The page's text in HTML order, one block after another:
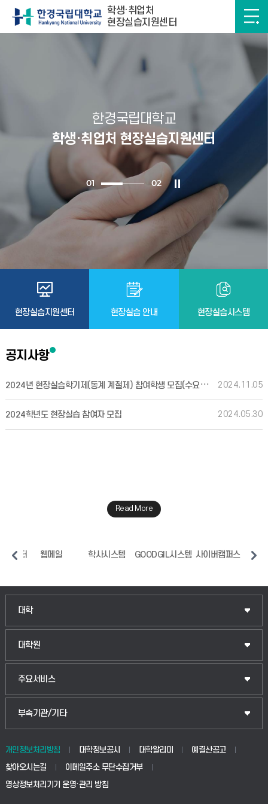
학생·취업처
현장실습지원센터
한경국립대학교
학생·취업처 현장실습지원센터
01 02
현장실습지원센터 현장실습 안내 현장실습시스템
공지사항
2024년 현장실습학기제(동계 계절제) 참여학생 모집(수요조사) 2024.11.05
2024학년도 현장실습 참여자 모집 2024.05.30
Read More
원센터 웹메일 학사시스템 GOODGIL시스템 사이버캠퍼스 중
대학
인문융합공공인재학부
법경영학부
생명공학부
대학원
일반대학원
산업대학원
공공정책대학원
교육대학원
주요서비스
입학안내
웹메일
학사시스템(전문학사 및 전공심화)
부속기관/기타
중앙도서관
학생생활관(안성)
개인정보처리방침 대학정보공시 대학알리미
예결산공고
찾아오시는길
이메일주소 무단수집거부
영상정보처리기기 운영·관리 방침